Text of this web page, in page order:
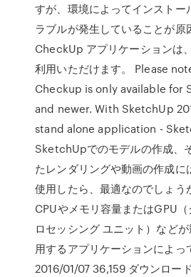
すが、環境によってインストー
ラブルが発生していることが原
CheckUp アプリケーションは
利用いただけます。 Please
Checkup is only available for
and newer. With SketchUp
stand alone application -
SketchUpでのモデルの作成、
たレンダリングや動画の作成に
使用したら、最適なのでしょう
CPUやメモリ容量またはGPU
ロセッシング ユニット）など
用するアプリケーションによっ
2016/01/07 36,159 ダウンロー